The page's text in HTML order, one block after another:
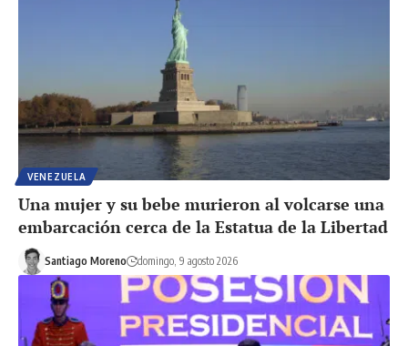
VENEZUELA
Una mujer y su bebe murieron al volcarse una
embarcación cerca de la Estatua de la Libertad
Santiago Moreno domingo, 9 agosto 2026